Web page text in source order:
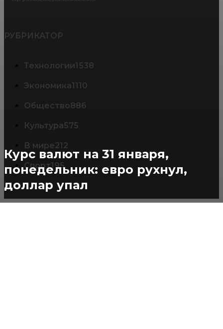
Курс валют на 31 января,
понедельник: евро рухнул,
доллар упал
РУБРИКАТОР
Технологии1538
Экономика1110
Общество886
Культура575
В мире212
Спорт195